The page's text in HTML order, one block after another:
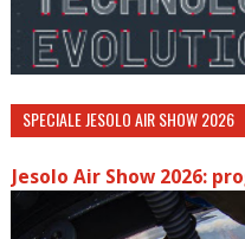
SPECIALE JESOLO AIR SHOW 2026
Jesolo Air Show 2026: